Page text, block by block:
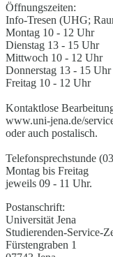
Öffnungszeiten:
Info-Tresen (UHG;
Montag 10 - 12 Uhr
Dienstag 13 - 15 Uhr
Mittwoch 10 - 12 Uhr
Donnerstag 13 - 15 Uhr
Freitag 10 - 12 Uhr
Kontaktlose
www.uni-jena.de/
oder auch postalisch.
Telefonsprechstunde
Montag bis Freitag
jeweils 09 - 11 Uhr.
Postanschrift:
Universität Jena
Studierenden-Service-
Fürstengraben 1